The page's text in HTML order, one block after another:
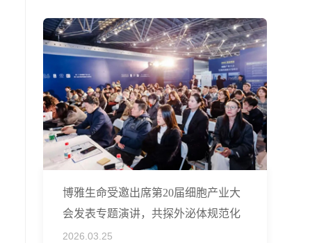
博雅生命受邀出席第20届细胞产业大
会发表专题演讲，共探外泌体规范化
发展
2026.03.25